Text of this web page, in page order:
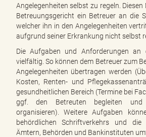
Angelegenheiten selbst zu regeln.
Betreuungsgericht ein Betreuer an die
welcher ihn in den Angelegenheiten
aufgrund seiner Erkrankung nicht selbst
Die Aufgaben und Anforderungen an
vielfältig. So können dem Betreuer zum
Angelegenheiten übertragen werden
Kosten, Renten- und
gesundheitlichen Bereich (Termine bei
ggf. den Betreuten begleiten und
organisieren). Weitere Aufgaben
behördlichen Schriftverkehrs und die
Ämtern, Behörden und Bankinstituten